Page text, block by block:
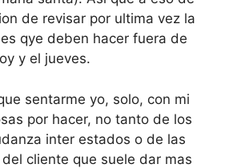
de revisar por ultima vez la
qye deben hacer fuera de
y el jueves.
sentarme yo, solo, con mi
por hacer, no tanto de los
inter estados o de las
cliente que suele dar mas